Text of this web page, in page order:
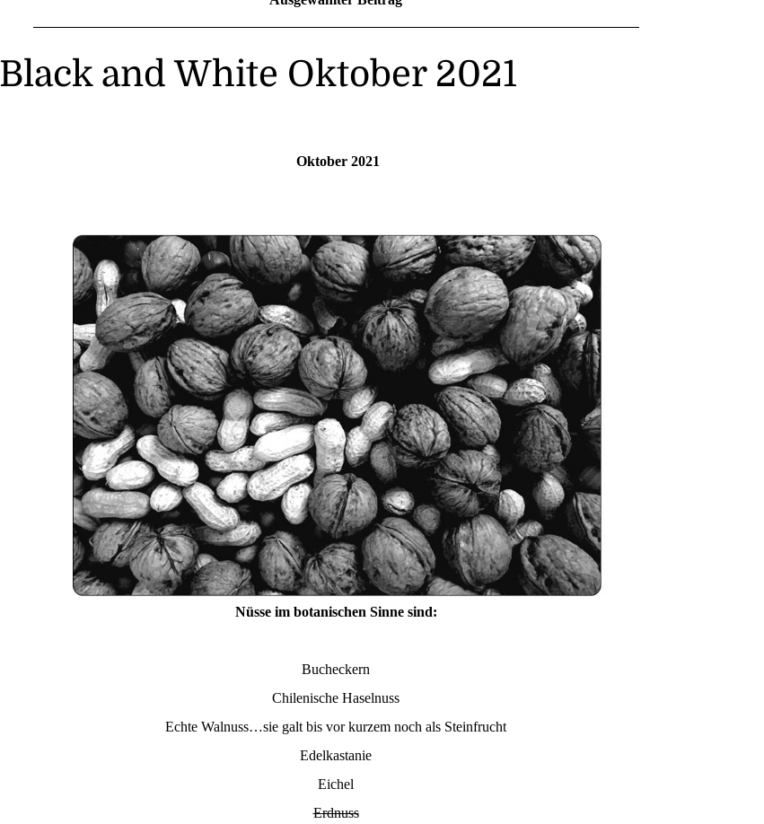
Black and White Oktober 2021
Oktober 2021
Nüsse im botanischen Sinne sind:
Bucheckern
Chilenische Haselnuss
Echte Walnuss…sie galt bis vor kurzem noch als Steinfrucht
Edelkastanie
Eichel
Erdnuss